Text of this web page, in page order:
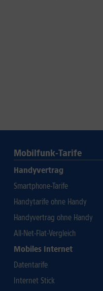
Mobilfunk-Tarife
Handyvertrag
Smartphone-Tarife
Handytarife ohne Handy
Handyvertrag ohne Handy
All-Net-Flat-Vergleich
Mobiles Internet
Datentarife
Internet Stick